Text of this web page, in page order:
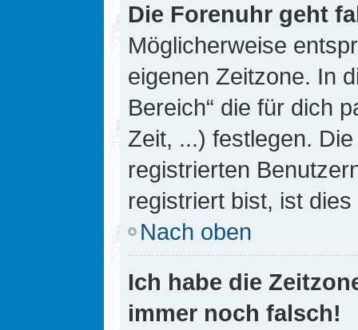
Die Forenuhr geht
Möglicherweise
eigenen Zeitzone. In
Bereich“ die für dich
Zeit, ...) festlegen.
registrierten
registriert bist, ist
Nach oben
Ich habe die
immer noch falsch!